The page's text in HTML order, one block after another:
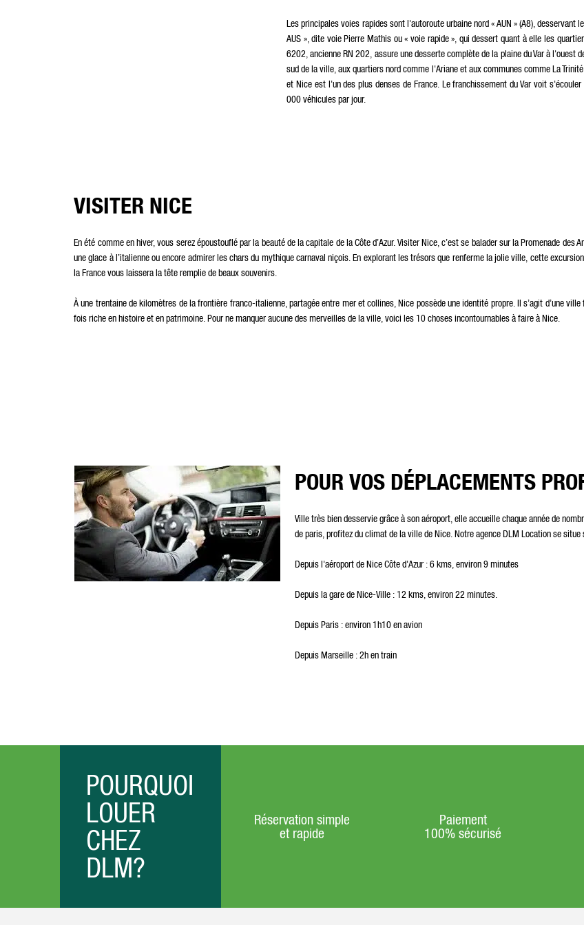
Les principales voies rapides sont l'autoroute urbaine nord « AUN » (A8),
AUS », dite voie Pierre Mathis ou « voie rapide », qui dessert quant à elle les
6202, ancienne RN 202, assure une desserte complète de la plaine du Var à
sud de la ville, aux quartiers nord comme l'Ariane et aux communes comme La
et Nice est l'un des plus denses de France. Le franchissement du Var voit
000 véhicules par jour.
VISITER NICE
En été comme en hiver, vous serez époustouflé par la beauté de la capitale de la Côte d’Azur. Visiter Nice, c’est se balader sur la Promenade des
une glace à l’italienne ou encore admirer les chars du mythique carnaval niçois. En explorant les trésors que renferme la jolie ville, cette
la France vous laissera la tête remplie de beaux souvenirs.
À une trentaine de kilomètres de la frontière franco-italienne, partagée entre mer et collines, Nice possède une identité propre. Il s’agit d’une
fois riche en histoire et en patrimoine. Pour ne manquer aucune des merveilles de la ville, voici les 10 choses incontournables à faire à Nice.
POUR VOS DÉPLACEMENTS
Ville très bien desservie grâce à son aéroport, elle accueille chaque année de
de paris, profitez du climat de la ville de Nice. Notre agence DLM Location se situe
Depuis l'aéroport de Nice Côte d'Azur : 6 kms, environ 9 minutes
Depuis la gare de Nice-Ville : 12 kms, environ 22 minutes.
Depuis Paris : environ 1h10 en avion
Depuis Marseille : 2h en train
POURQUOI
LOUER
CHEZ
DLM?
Réservation simple
et rapide
Paiement
100% sécurisé